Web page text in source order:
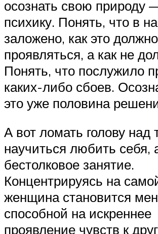
осознать свою природу
психику. Понять, что в
заложено, как это должно
проявляться, а как не
Понять, что послужило
каких-либо сбоев.
это уже половина
А вот ломать голову над
научиться любить себя,
бестолковое занятие.
Концентрируясь на
женщина становится
способной на искреннее
проявление чувств к